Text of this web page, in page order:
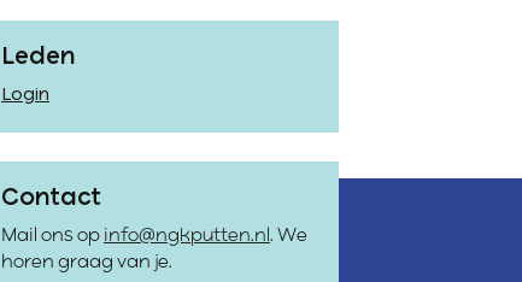
Leden
Login
Contact
Mail ons op info@ngkputten.nl . We
horen graag van je.